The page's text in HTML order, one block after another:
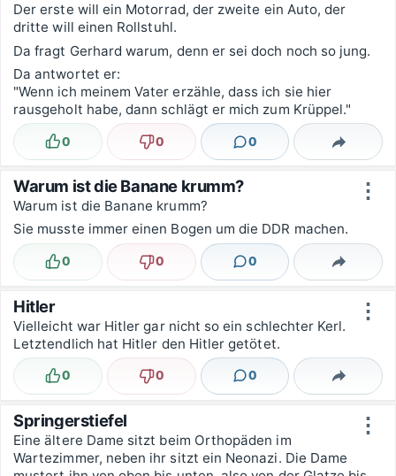
Der erste will ein Motorrad, der zweite ein Auto, der
dritte will einen Rollstuhl.
Da fragt Gerhard warum, denn er sei doch noch so jung.
Da antwortet er:
"Wenn ich meinem Vater erzähle, dass ich sie hier
rausgeholt habe, dann schlägt er mich zum Krüppel."
Lustig
0 Nicht lustig
0 0
Kommentare Teilen
⋮
Warum ist die Banane krumm?
Warum ist die Banane krumm?
Sie musste immer einen Bogen um die DDR machen.
Lustig
0 Nicht lustig
0 0
Kommentare Teilen
⋮
Hitler
Vielleicht war Hitler gar nicht so ein schlechter Kerl.
Letztendlich hat Hitler den Hitler getötet.
Lustig
0 Nicht lustig
0 0
Kommentare Teilen
⋮
Springerstiefel
Eine ältere Dame sitzt beim Orthopäden im
Wartezimmer, neben ihr sitzt ein Neonazi. Die Dame